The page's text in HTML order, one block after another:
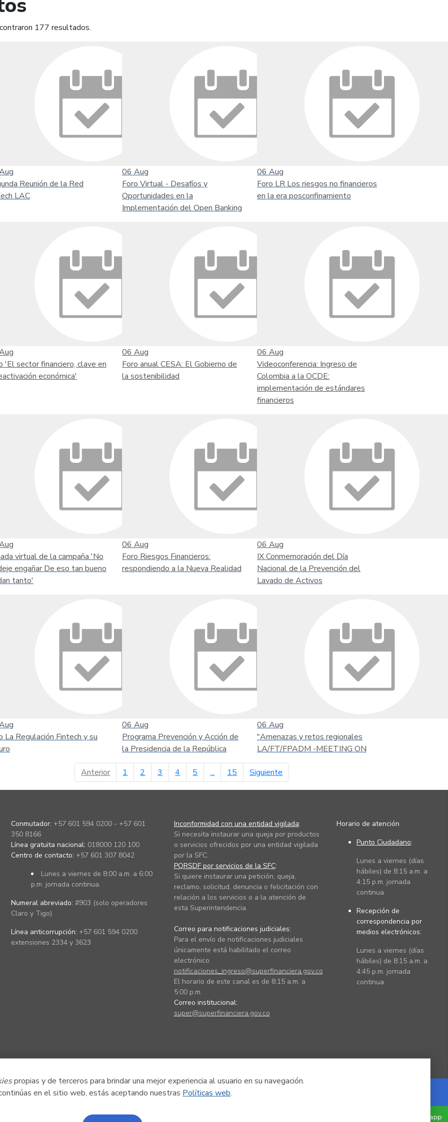
propias y de terceros para brindar una mejor experiencia al usuario en su navegación.
en el sitio web, estás aceptando nuestras Políticas web.
177 resultados.
Reunión de la Red
LAC
06 Aug
Foro Virtual - Desafíos y
Oportunidades en la
Implementación del Open Banking
06 Aug
Foro LR Los riesgos no financieros
en la era posconfinamiento
'El sector financiero, clave en
económica'
06 Aug
Foro anual CESA: El Gobierno de
la sostenibilidad
06 Aug
Videoconferencia: Ingreso de
Colombia a la OCDE:
implementación de estándares
financieros
virtual de la campaña 'No
engañar De eso tan bueno
tanto'
06 Aug
Foro Riesgos Financieros:
respondiendo a la Nueva Realidad
06 Aug
IX Conmemoración del Día
Nacional de la Prevención del
Lavado de Activos
La Regulación Fintech y su
06 Aug
Programa Prevención y Acción de
la Presidencia de la República
06 Aug
"Amenazas y retos regionales
LA/FT/FPADM -MEETING ON
Anteriorpágina anterior
1 2 3 4 5 ... 15 Siguiente
Conmutador: +57 601 594 0200 - +57 601
350 8166
Línea gratuita nacional: 018000 120 100
Centro de contacto: +57 601 307 8042
Lunes a viernes de 8:00 a.m. a 6:00
p.m. jornada continua.
Numeral abreviado: #903 (solo operadores
Claro y Tigo)
Línea anticorrupción: +57 601 594 0200
extensiones 2334 y 3623
Inconformidad con una entidad vigilada:
Si necesita instaurar una queja por productos
o servicios ofrecidos por una entidad vigilada
por la SFC.
PQRSDF por servicios de la SFC:
Si quiere instaurar una petición, queja,
reclamo, solicitud, denuncia o felicitación con
relación a los servicios o a la atención de
esta Superintendencia.
Correo para notificaciones judiciales:
Para el envío de notificaciones judiciales
únicamente está habilitado el correo
electrónico
notificaciones_ingreso@superfinanciera.gov.co
El horario de este canal es de 8:15 a.m. a
5:00 p.m.
Correo institucional:
super@superfinanciera.gov.co
Horario de atención
Punto Ciudadano:
Lunes a viernes (días
hábiles) de 8:15 a.m. a
4:15 p.m. jornada
continua
Recepción de
correspondencia por
medios electrónicos:
Lunes a viernes (días
hábiles) de 8:15 a.m. a
4:45 p.m. jornada
continua
Powered by Nexura